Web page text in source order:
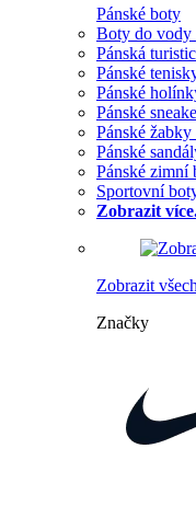
Pánské boty
Boty do vody
Pánská
Pánské
Pánské
Pánské
Pánské
Pánské
Pánské zimní
Sportovní
Zobrazit
Zobrazit
Značky